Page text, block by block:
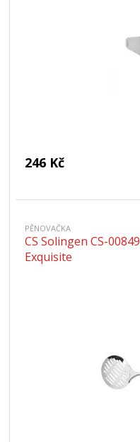
246 Kč
PĚNOVAČKA
CS Solingen CS-
Exquisite